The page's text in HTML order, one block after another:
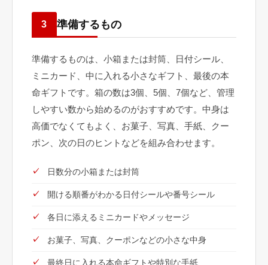
3 準備するもの
準備するものは、小箱または封筒、日付シール、
ミニカード、中に入れる小さなギフト、最後の本
命ギフトです。箱の数は3個、5個、7個など、管理
しやすい数から始めるのがおすすめです。中身は
高価でなくてもよく、お菓子、写真、手紙、クー
ポン、次の日のヒントなどを組み合わせます。
日数分の小箱または封筒
開ける順番がわかる日付シールや番号シール
各日に添えるミニカードやメッセージ
お菓子、写真、クーポンなどの小さな中身
最終日に入れる本命ギフトや特別な手紙